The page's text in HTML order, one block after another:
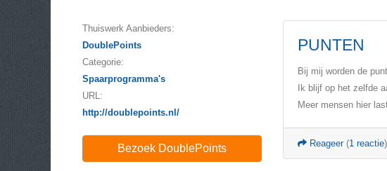
Thuiswerk Aanbieders:
DoublePoints
Categorie:
Spaarprogramma's
URL:
http://doublepoints.nl/
Bezoek DoublePoints
PUNTEN
Bij mij worden de
Ik blijf op het zelfde
Meer mensen hier
Reageer(1 reactie)